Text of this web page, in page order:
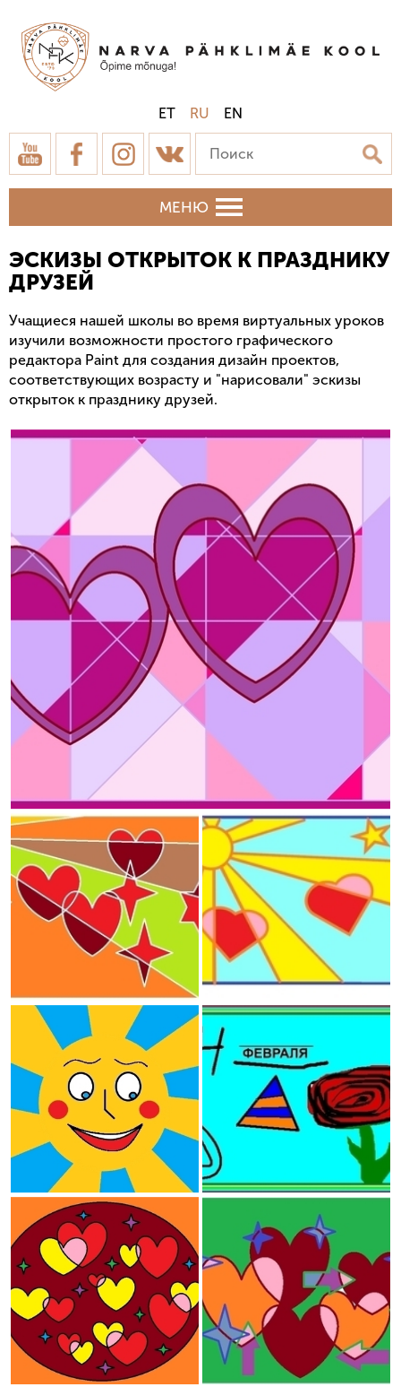
ET RU EN
МЕНЮ
ЭСКИЗЫ ОТКРЫТОК К ПРАЗДНИКУ
ДРУЗЕЙ
Учащиеся нашей школы во время виртуальных уроков
изучили возможности простого графического
редактора Paint для создания дизайн проектов,
соответствующих возрасту и "нарисовали" эскизы
открыток к празднику друзей.